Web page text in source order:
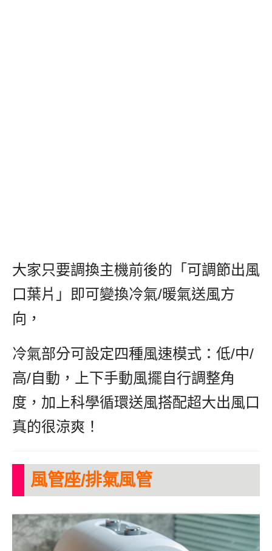
大家只要調換主機前後的「可調節出風
口葉片」即可變換冷氣/暖氣送風方
向，
冷氣部分可設定四種風速模式：低/中/
高/自動，上下手動風擺自行調整角
度，加上科學循環送風搭配超大出風口
真的很涼爽！
風管座/排氣風管